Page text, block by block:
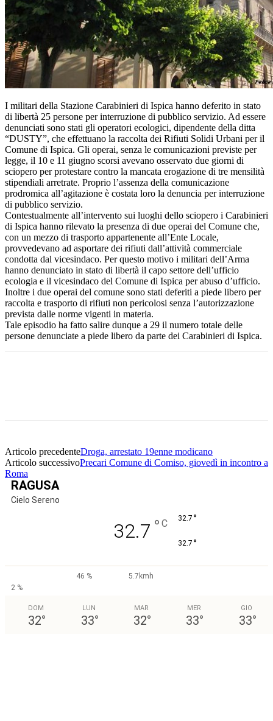
I militari della Stazione Carabinieri di Ispica hanno deferito in stato
di libertà 25 persone per interruzione di pubblico servizio. Ad essere
denunciati sono stati gli operatori ecologici, dipendente della ditta
“DUSTY”, che effettuano la raccolta dei Rifiuti Solidi Urbani per il
Comune di Ispica. Gli operai, senza le comunicazioni previste per
legge, il 10 e 11 giugno scorsi avevano osservato due giorni di
sciopero per protestare contro la mancata erogazione di tre mensilità
stipendiali arretrate. Proprio l’assenza della comunicazione
prodromica all’agitazione è costata loro la denuncia per interruzione
di pubblico servizio.
Contestualmente all’intervento sui luoghi dello sciopero i Carabinieri
di Ispica hanno rilevato la presenza di due operai del Comune che,
con un mezzo di trasporto appartenente all’Ente Locale,
provvedevano ad asportare dei rifiuti dall’attività commerciale
condotta dal vicesindaco. Per questo motivo i militari dell’Arma
hanno denunciato in stato di libertà il capo settore dell’ufficio
ecologia e il vicesindaco del Comune di Ispica per abuso d’ufficio.
Inoltre i due operai del comune sono stati deferiti a piede libero per
raccolta e trasporto di rifiuti non pericolosi senza l’autorizzazione
prevista dalle norme vigenti in materia.
Tale episodio ha fatto salire dunque a 29 il numero totale delle
persone denunciate a piede libero da parte dei Carabinieri di Ispica.
Articolo precedenteDroga, arrestato 19enne modicano
Articolo successivoPrecari Comune di Comiso, giovedì in incontro a
Roma
RAGUSA
Cielo Sereno
32.7 ° C 32.7 °
32.7 °
46 %
5.7kmh
2 %
DOM
32°
LUN
33°
MAR
32°
MER
33°
GIO
33°